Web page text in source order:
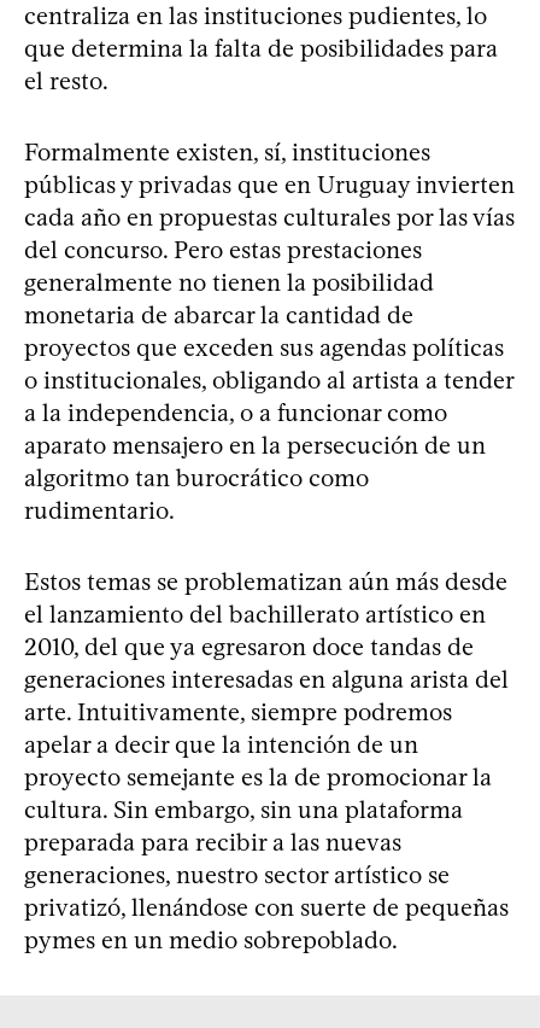
centraliza en las instituciones pudientes, lo
que determina la falta de posibilidades para
el resto.
Formalmente existen, sí, instituciones
públicas y privadas que en Uruguay invierten
cada año en propuestas culturales por las vías
del concurso. Pero estas prestaciones
generalmente no tienen la posibilidad
monetaria de abarcar la cantidad de
proyectos que exceden sus agendas políticas
o institucionales, obligando al artista a tender
a la independencia, o a funcionar como
aparato mensajero en la persecución de un
algoritmo tan burocrático como
rudimentario.
Estos temas se problematizan aún más desde
el lanzamiento del bachillerato artístico en
2010, del que ya egresaron doce tandas de
generaciones interesadas en alguna arista del
arte. Intuitivamente, siempre podremos
apelar a decir que la intención de un
proyecto semejante es la de promocionar la
cultura. Sin embargo, sin una plataforma
preparada para recibir a las nuevas
generaciones, nuestro sector artístico se
privatizó, llenándose con suerte de pequeñas
pymes en un medio sobrepoblado.